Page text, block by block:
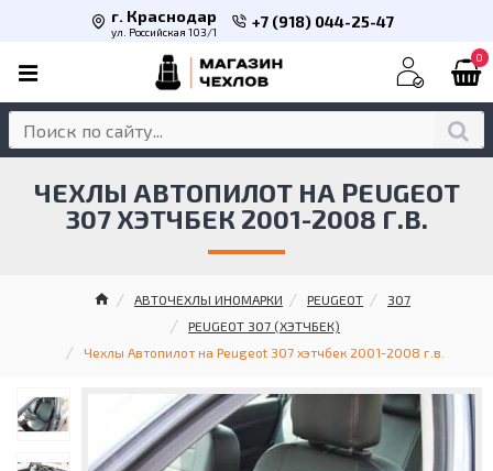
г. Краснодар
ул. Российская 103/1
+7 (918) 044-25-47
0
АВТОЧЕХЛЫ ИНОМАРКИ PEUGEOT
307
PEUGEOT 307 (ХЭТЧБЕК)
Чехлы Автопилот на Peugeot 307 хэтчбек 2001-2008 г.в.
ЧЕХЛЫ АВТОПИЛОТ НА PEUGEOT
307 ХЭТЧБЕК 2001-2008 Г.В.